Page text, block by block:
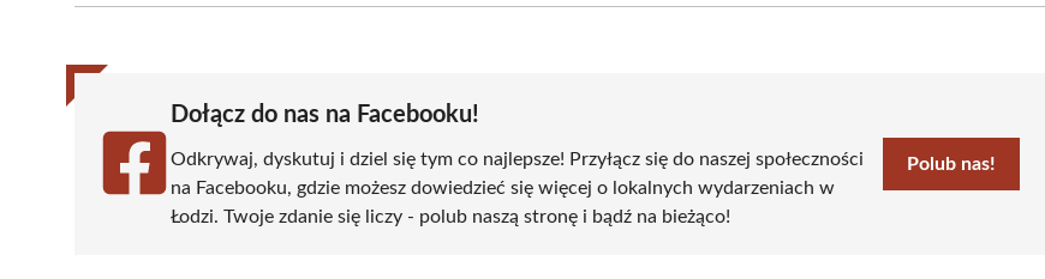
(Twitter)
Dołącz do nas na Facebooku!
Odkrywaj, dyskutuj i dziel się tym co najlepsze! Przyłącz się do naszej społeczności
na Facebooku, gdzie możesz dowiedzieć się więcej o lokalnych wydarzeniach w
Łodzi. Twoje zdanie się liczy - polub naszą stronę i bądź na bieżąco!
Polub nas!